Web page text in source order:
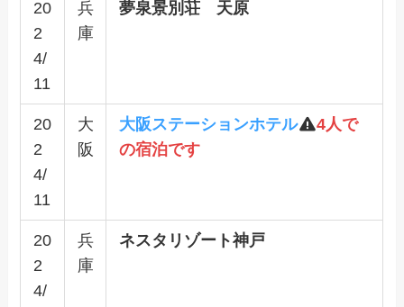
20
2
4/
11
兵
庫
夢泉景別荘 天原
20
2
4/
11
大
阪
大阪ステーションホテル
4人で
の宿泊です
20
2
4/
兵
庫
ネスタリゾート神戸